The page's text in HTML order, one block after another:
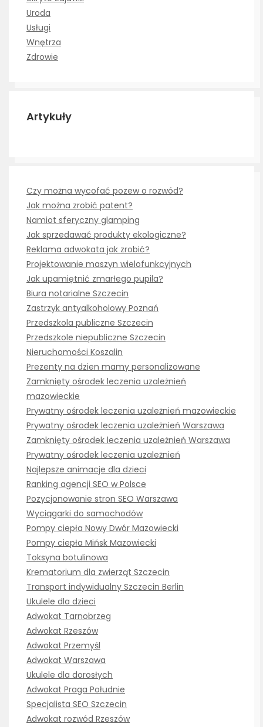
Uroda
Usługi
Wnętrza
Zdrowie
Artykuły
Czy można wycofać pozew o rozwód?
Jak można zrobić patent?
Namiot sferyczny glamping
Jak sprzedawać produkty ekologiczne?
Reklama adwokata jak zrobić?
Projektowanie maszyn wielofunkcyjnych
Jak upamiętnić zmarłego pupila?
Biura notarialne Szczecin
Zastrzyk antyalkoholowy Poznań
Przedszkola publiczne Szczecin
Przedszkole niepubliczne Szczecin
Nieruchomości Koszalin
Prezenty na dzien mamy personalizowane
Zamknięty ośrodek leczenia uzależnień
mazowieckie
Prywatny ośrodek leczenia uzależnień mazowieckie
Prywatny ośrodek leczenia uzależnień Warszawa
Zamknięty ośrodek leczenia uzależnień Warszawa
Prywatny ośrodek leczenia uzależnień
Najlepsze animacje dla dzieci
Ranking agencji SEO w Polsce
Pozycjonowanie stron SEO Warszawa
Wyciągarki do samochodów
Pompy ciepła Nowy Dwór Mazowiecki
Pompy ciepła Mińsk Mazowiecki
Toksyna botulinowa
Krematorium dla zwierząt Szczecin
Transport indywidualny Szczecin Berlin
Ukulele dla dzieci
Adwokat Tarnobrzeg
Adwokat Rzeszów
Adwokat Przemyśl
Adwokat Warszawa
Ukulele dla dorosłych
Adwokat Praga Południe
Specjalista SEO Szczecin
Adwokat rozwód Rzeszów